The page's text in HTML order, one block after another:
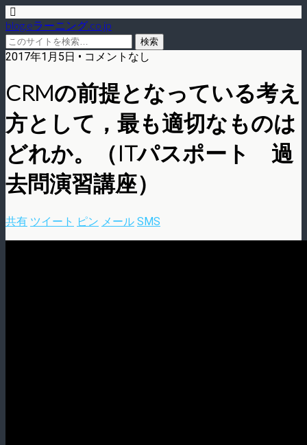
blog.eラーニング.co.jp
2017年1月5日 • コメントなし
CRMの前提となっている考え
方として，最も適切なものは
どれか。（ITパスポート 過
去問演習講座）
共有 ツイート ピン メール SMS